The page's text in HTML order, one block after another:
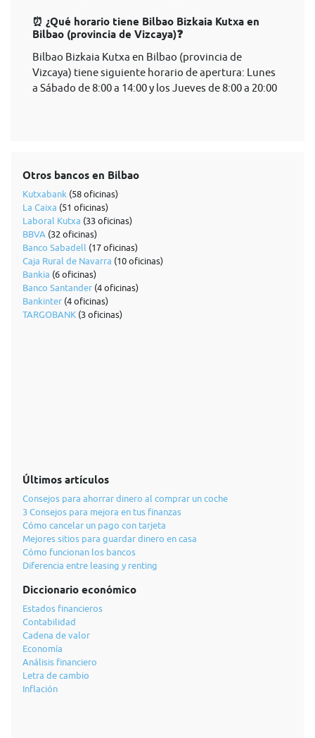
⏰ ¿Qué horario tiene Bilbao Bizkaia Kutxa en
Bilbao (provincia de Vizcaya)❓
Bilbao Bizkaia Kutxa en Bilbao (provincia de
Vizcaya) tiene siguiente horario de apertura: Lunes
a Sábado de 8:00 a 14:00 y los Jueves de 8:00 a 20:00
Otros bancos en Bilbao
Kutxabank (58 oficinas)
La Caixa (51 oficinas)
Laboral Kutxa (33 oficinas)
BBVA (32 oficinas)
Banco Sabadell (17 oficinas)
Caja Rural de Navarra (10 oficinas)
Bankia (6 oficinas)
Banco Santander (4 oficinas)
Bankinter (4 oficinas)
TARGOBANK (3 oficinas)
Últimos artículos
Consejos para ahorrar dinero al comprar un coche
3 Consejos para mejora en tus finanzas
Cómo cancelar un pago con tarjeta
Mejores sitios para guardar dinero en casa
Cómo funcionan los bancos
Diferencia entre leasing y renting
Diccionario económico
Estados financieros
Contabilidad
Cadena de valor
Economía
Análisis financiero
Letra de cambio
Inflación